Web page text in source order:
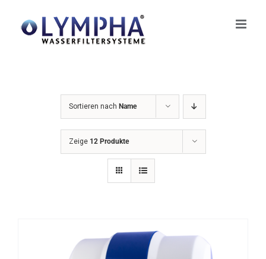
Inhalt
Sortieren nach Name
Zeige 12 Produkte